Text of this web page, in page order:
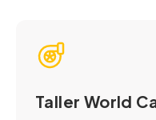
Taller World